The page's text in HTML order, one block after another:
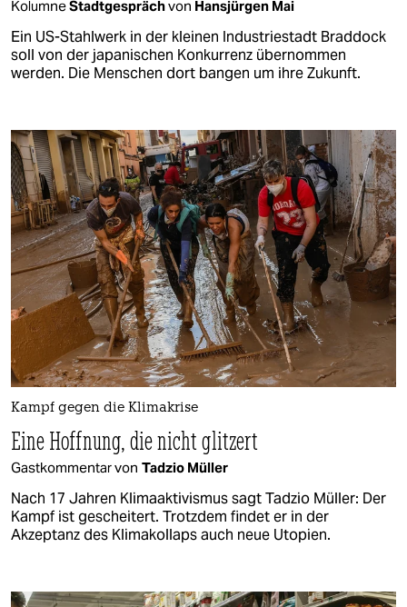
KolumneStadtgesprächvon Hansjürgen Mai
Ein US-Stahlwerk in der kleinen Industriestadt Braddock
soll von der japanischen Konkurrenz übernommen
werden. Die Menschen dort bangen um ihre Zukunft.
Kampf gegen die Klimakrise
Eine Hoffnung, die nicht glitzert
Gastkommentar von Tadzio Müller
Nach 17 Jahren Klimaaktivismus sagt Tadzio Müller: Der
Kampf ist gescheitert. Trotzdem findet er in der
Akzeptanz des Klimakollaps auch neue Utopien.